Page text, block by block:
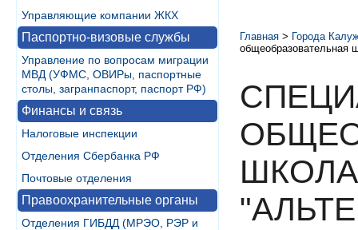
Управляющие компании ЖКХ
Паспортно-визовые службы
Управление по вопросам миграции
МВД (УФМС, ОВИРы, паспортные
столы, загранпаспорт, паспорт РФ)
Финансы и связь
Налоговые инспекции
Отделения Сбербанка РФ
Почтовые отделения
Правоохранительные органы
Отделения ГИБДД (МРЭО, РЭР и
Главная > Города
общеобразовательная